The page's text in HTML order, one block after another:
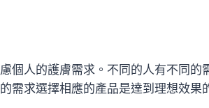
個人的護膚需求。不同的人有不同的
需求選擇相應的產品是達到理想效果